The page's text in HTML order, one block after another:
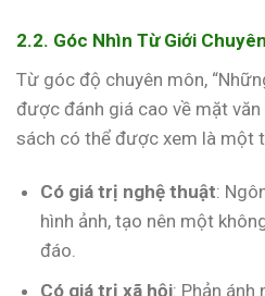
2.2. Góc Nhìn Từ Giới
Từ góc độ chuyên môn,
được đánh giá cao về mặt
sách có thể được xem là một
Có giá trị nghệ thuật:
hình ảnh, tạo nên một
đáo.
Có giá trị xã hội: Phản ánh